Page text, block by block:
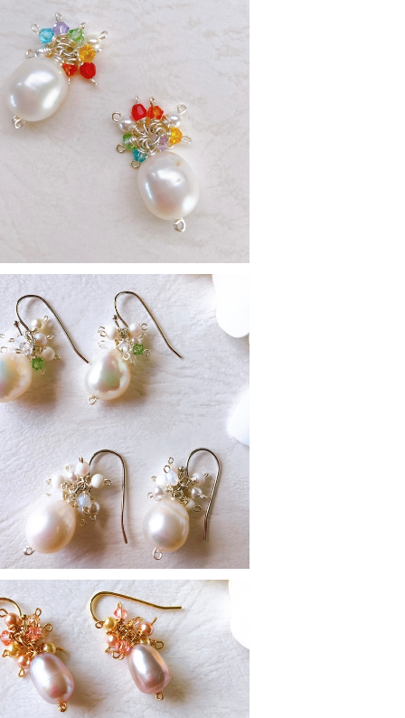
momiシリーズ アーヌエヌエ
¥2,000
SOLD OUT
momiアクセサリー ホワイト系
¥2,500
SOLD OUT
SOLD OUT